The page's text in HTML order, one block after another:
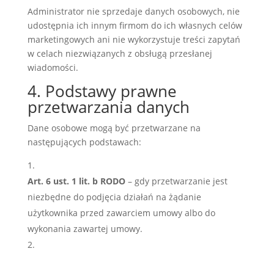
Administrator nie sprzedaje danych osobowych, nie
udostępnia ich innym firmom do ich własnych celów
marketingowych ani nie wykorzystuje treści zapytań
w celach niezwiązanych z obsługą przesłanej
wiadomości.
4. Podstawy prawne
przetwarzania danych
Dane osobowe mogą być przetwarzane na
następujących podstawach:
Art. 6 ust. 1 lit. b RODO– gdy przetwarzanie jest
niezbędne do podjęcia działań na żądanie
użytkownika przed zawarciem umowy albo do
wykonania zawartej umowy.